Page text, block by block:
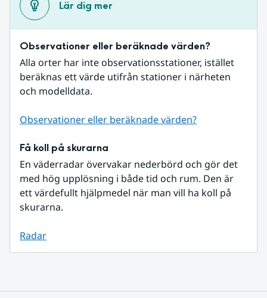
Lär dig mer
Observationer eller beräknade värden?
Alla orter har inte observationsstationer, istället
beräknas ett värde utifrån stationer i närheten
och modelldata.
Observationer eller beräknade värden?
Få koll på skurarna
En väderradar övervakar nederbörd och gör det
med hög upplösning i både tid och rum. Den är
ett värdefullt hjälpmedel när man vill ha koll på
skurarna.
Radar